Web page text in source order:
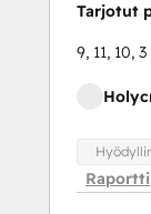
Tarjotut
9, 11, 10,
Raportti